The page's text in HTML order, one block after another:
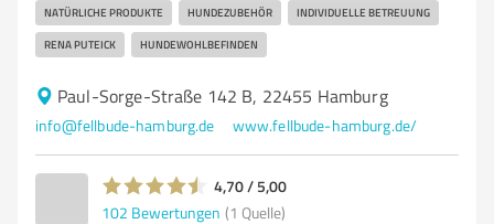
NATÜRLICHE PRODUKTE HUNDEZUBEHÖR INDIVIDUELLE BETREUUNG
RENA PUTEICK HUNDEWOHLBEFINDEN
Paul-Sorge-Straße 142 B, 22455 Hamburg
info@fellbude-hamburg.de www.fellbude-hamburg.de/
4,70 / 5,00
102 Bewertungen (1 Quelle)